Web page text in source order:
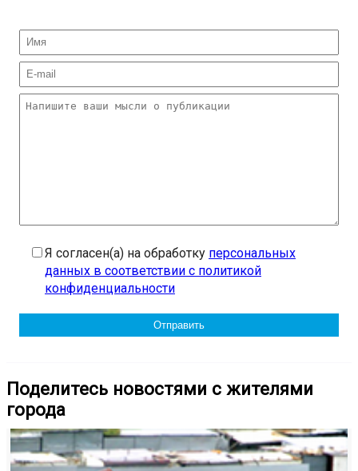
Я согласен(а) на обработку персональных
данных в соответствии с политикой
конфиденциальности
Поделитесь новостями с жителями
города